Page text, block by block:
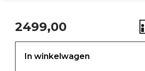
2499,00
In winkelwagen